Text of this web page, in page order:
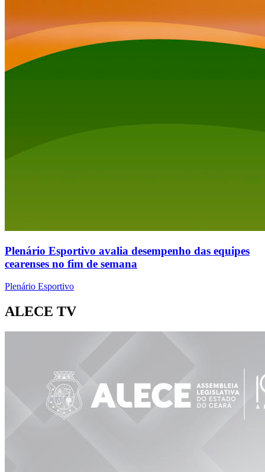
Plenário Esportivo avalia desempenho das equipes
cearenses no fim de semana
Plenário Esportivo
ALECE TV